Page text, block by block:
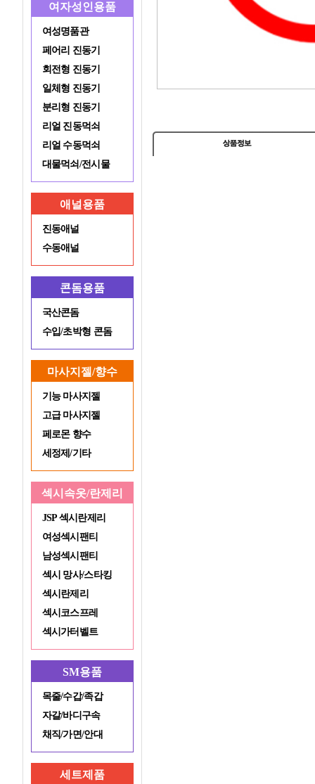
여자성인용품
여성명품관
페어리 진동기
회전형 진동기
일체형 진동기
분리형 진동기
리얼 진동먹쇠
리얼 수동먹쇠
대물먹쇠/전시물
애널용품
진동애널
수동애널
콘돔용품
국산콘돔
수입/초박형 콘돔
마사지젤/향수
기능 마사지젤
고급 마사지젤
페로몬 향수
세정제/기타
섹시속옷/란제리
JSP 섹시란제리
여성섹시팬티
남성섹시팬티
섹시 망사/스타킹
섹시란제리
섹시코스프레
섹시가터벨트
SM용품
목줄/수갑/족갑
자갈/바디구속
채직/가면/안대
세트제품